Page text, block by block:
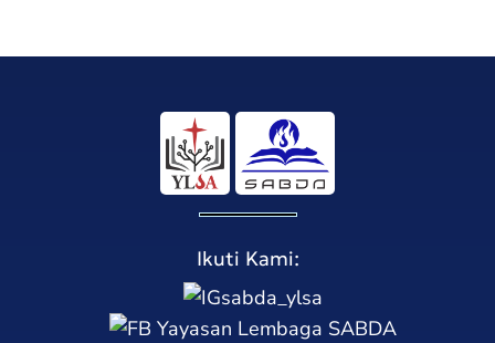
Ikuti Kami:
sabda_ylsa
Yayasan Lembaga SABDA